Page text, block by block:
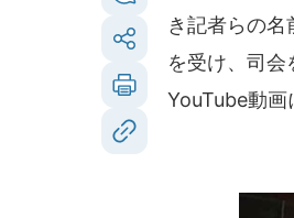
き記者らの
を受け、司
YouTube動画